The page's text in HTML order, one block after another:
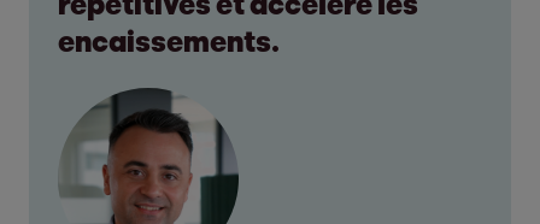
encaissements.